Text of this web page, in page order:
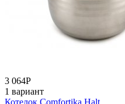
3 064Р
1 вариант
Котелок Comfortika Halt